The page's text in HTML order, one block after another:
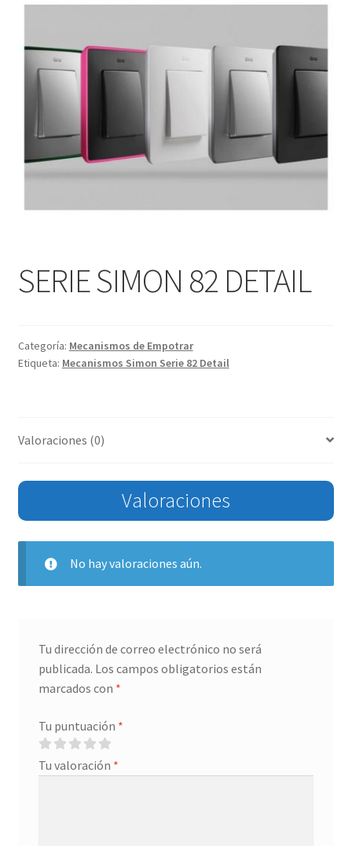
SERIE SIMON 82 DETAIL
Categoría: Mecanismos de Empotrar
Etiqueta: Mecanismos Simon Serie 82 Detail
Valoraciones (0)
Valoraciones
No hay valoraciones aún.
Tu dirección de correo electrónico no será
publicada. Los campos obligatorios están
marcados con *
Tu puntuación *
Tu valoración *